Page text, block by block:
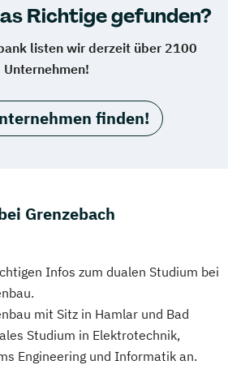
Richtige gefunden?
listen wir derzeit über 2100
Unternehmen!
finden!
Grenzebach
Infos zum dualen Studium bei
mit Sitz in Hamlar und Bad
Studium in Elektrotechnik,
Engineering und Informatik an.